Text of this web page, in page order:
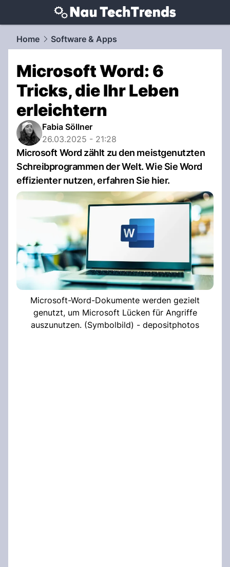
techtrends.NAU.ch
Home Software & Apps
Microsoft Word: 6
Tricks, die Ihr Leben
erleichtern
Fabia Söllner
26.03.2025 - 21:28
Microsoft Word zählt zu den meistgenutzten
Schreibprogrammen der Welt. Wie Sie Word
effizienter nutzen, erfahren Sie hier.
Microsoft-Word-Dokumente werden gezielt
genutzt, um Microsoft Lücken für Angriffe
auszunutzen. (Symbolbild) - depositphotos